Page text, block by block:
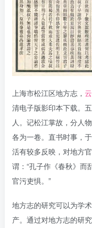
上海市松江区地方志，
清电子版影印本下载。
人。记松江掌故，分人
各为一卷。直书时事，
活有较多反映，对地方
谓：“孔子作《春秋》而
官污吏惧。”
地方志的研究可以为学
产。通过对地方志的研